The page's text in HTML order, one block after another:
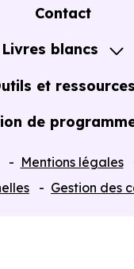
A propos
Contact
Livres blancs
immobilier neuf
et ressources
de
Mentions légales
Gestion des